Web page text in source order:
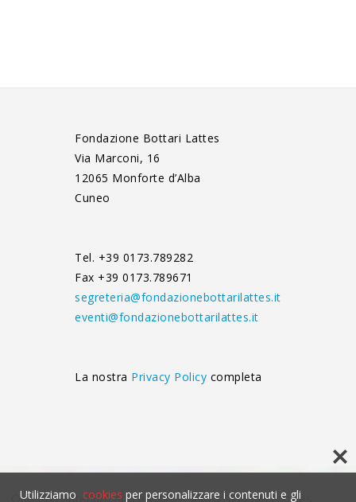
Fondazione Bottari Lattes
Via Marconi, 16
12065 Monforte d’Alba
Cuneo
Tel. +39 0173.789282
Fax +39 0173.789671
segreteria@fondazionebottarilattes.it
eventi@fondazionebottarilattes.it
La nostra Privacy Policy completa
Questo contenuto non è visibile senza l'uso dei cookies.
Utilizziamo cookies per personalizzare i contenuti e gli